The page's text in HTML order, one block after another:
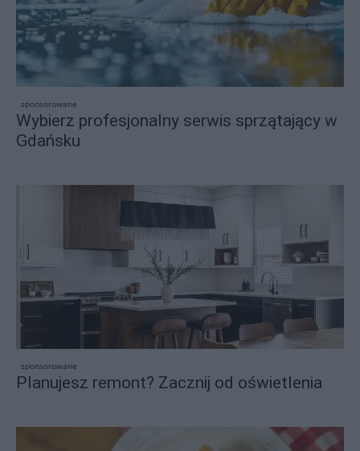
sponsorowane
Wybierz profesjonalny serwis sprzątający w
Gdańsku
sponsorowane
Planujesz remont? Zacznij od oświetlenia